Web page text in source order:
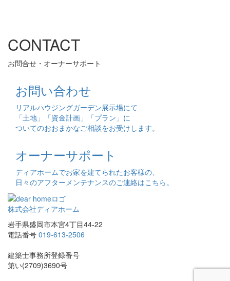
CONTACT
お問合せ・オーナーサポート
お問い合わせ
リアルハウジングガーデン展示場にて
「土地」「資金計画」「プラン」に
ついてのおおまかなご相談をお受けします。
オーナーサポート
ディアホームでお家を建てられたお客様の、
日々のアフターメンテナンスのご連絡はこちら。
株式会社ディアホーム
岩手県盛岡市本宮4丁目44-22
電話番号 019-613-2506
建築士事務所登録番号
第い(2709)3690号